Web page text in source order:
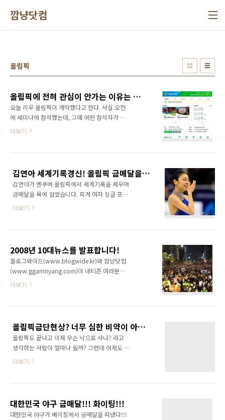
깜냥닷컴
올림픽
올림픽에 전혀 관심이 안가는 이유는 뭘까?
오늘 리우 올림픽이 개막했다고 한다. 사실 오전
에 세미나에 참석했는데, 그때 어떤 참석자가 올
림픽 개회식을 보다가 나왔다고 해서 알게 되었
것으로 생각했지만 지금은 그냥저냥이다. 물론
운동선수들에게는 꿈의 무대지만 일반 국민입장
에서는 시큰둥 한 것도 사실이다. 예전에 힘들고
지쳤을 때 올림픽에서 선전하는 한국 선수들을
심을 갖지 못할 정도로 각박해 졌다. 왜 이런 현
면 우리네 살림살이가 많이 나아졌기 때문인 것
같다.(물론 깜냥 윤상..
더보기
김연아 세계기록경신! 올림픽 금메달을 축하합니다.
김연아가 벤쿠버 올림픽에서 세계기록을 세우며
금메달을 목에 걸었습니다. 피겨 여자 싱글 프리
스케이팅에서 150.06점을 받아 총점 228.56을
말이 없습니다. 오늘 김연아의 경기를 보면서 저
도 모르게 벅차오르는 눈물을 감당할 수 없었습
니다. 정말 멋진 경기였고 경기가 끝난 후 점수를
보기도 전에 기뻐 눈물 흘리던 모습이 생생합니
더보기
2008년 10대뉴스를 발표합니다!
블로그와이드(www.blogwide.kr)와 깜냥닷컴
(www.ggamnyang.com)이 네티즌 여러분과
함께 선정한 2008년 10대뉴스를 발표합니다.
되는지 보여준 쾌거라고 할 수 있을 것입니다. 물
론 뜻이 관철되지 않았기 때문에 미완의 걸작이
라고 할 수 있습니다. 하지만 현재 마트를 중심으
로 미국산쇠고기 판매가 급증하고 있다는 현실
아 씁쓸합니다. 2. 미국발 금융위기와 경제위기
경제위기가 대한민국을 덮쳤습니다. 엄청난 불
황이 ..
더보기
올림픽금단현상? 너무 심한 비약이 아닐지...
올림픽도 끝나고 이제 무슨 낙으로 사나? 라고
생각하는 사람이 얼마나 될까? 그런데 어제도 그
렇고 오늘도 그렇고 포탈사이트 뉴스에서 종종
대한민국 선수들의 선전으로 금메달 하나 나올
때마다 이명박 지지율이 1% 증가한다는 말이 나
더보기
대한민국 야구 금매달!!! 화이팅!!!
대한민국 야구가 베이징에서 금매달을 따냈다!!!